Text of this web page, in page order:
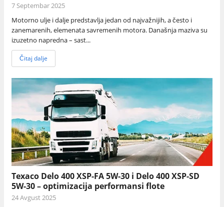
7 Septembar 2025
Motorno ulje i dalje predstavlja jedan od najvažnijih, a često i
zanemarenih, elemenata savremenih motora. Današnja maziva su
izuzetno napredna – sast...
Čitaj dalje
Texaco Delo 400 XSP-FA 5W-30 i Delo 400 XSP-SD
5W-30 – optimizacija performansi flote
24 Avgust 2025